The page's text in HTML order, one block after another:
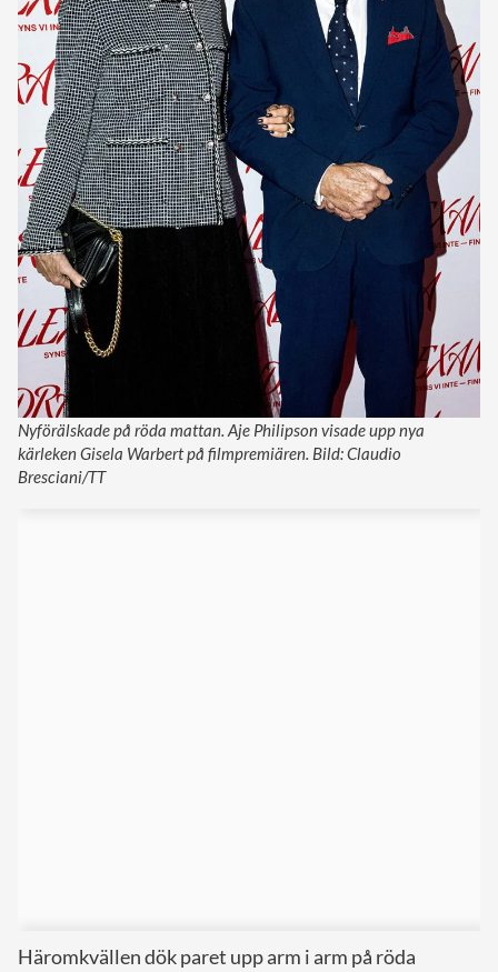
Nyförälskade på röda mattan. Aje Philipson visade upp nya
kärleken Gisela Warbert på filmpremiären. Bild: Claudio
Bresciani/TT
Häromkvällen dök paret upp arm i arm på röda